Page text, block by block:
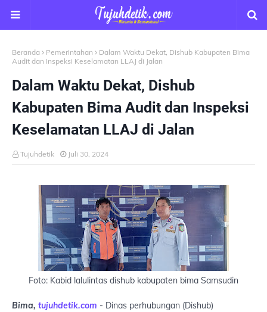
Beranda Pemerintahan
Dalam Waktu Dekat, Dishub Kabupaten Bima
Audit dan Inspeksi Keselamatan LLAJ di Jalan
Dalam Waktu Dekat, Dishub
Kabupaten Bima Audit dan Inspeksi
Keselamatan LLAJ di Jalan
Tujuhdetik Juli 30, 2024
Foto: Kabid lalulintas dishub kabupaten bima Samsudin
Bima, tujuhdetik.com - Dinas perhubungan (Dishub)